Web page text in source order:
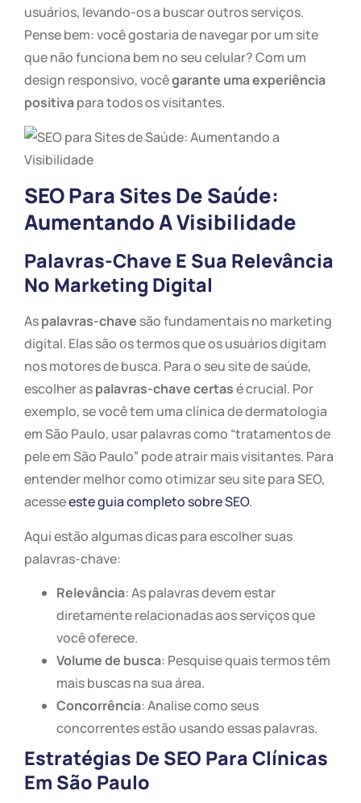
usuários, levando-os a buscar outros serviços.
Pense bem: você gostaria de navegar por um site
que não funciona bem no seu celular? Com um
design responsivo, vocêgarante uma experiência
positivapara todos os visitantes.
SEO Para Sites De Saúde:
Aumentando A Visibilidade
Palavras-Chave E Sua Relevância
No Marketing Digital
Aspalavras-chave são fundamentais no marketing
digital. Elas são os termos que os usuários digitam
nos motores de busca. Para o seu site de saúde,
escolher aspalavras-chave certasé crucial. Por
exemplo, se você tem uma clínica de dermatologia
em São Paulo, usar palavras como “tratamentos de
pele em São Paulo” pode atrair mais visitantes. Para
entender melhor como otimizar seu site para SEO,
acesseeste guia completo sobre SEO.
Aqui estão algumas dicas para escolher suas
palavras-chave:
Relevância: As palavras devem estar
diretamente relacionadas aos serviços que
você oferece.
Volume de busca: Pesquise quais termos têm
mais buscas na sua área.
Concorrência: Analise como seus
concorrentes estão usando essas palavras.
Estratégias De SEO Para Clínicas
Em São Paulo